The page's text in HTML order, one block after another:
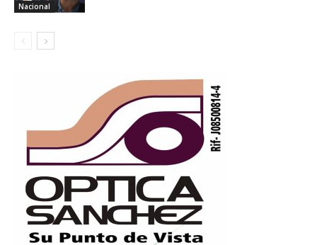
Nacional